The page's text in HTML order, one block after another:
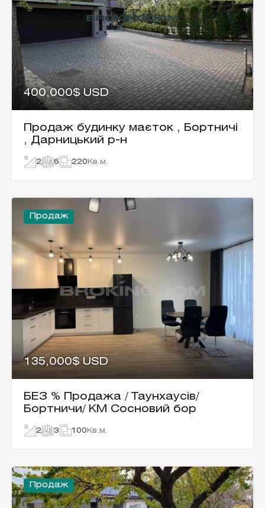
400,000$ USD
Продаж будинку маєток , Бортничі
, Дарницький р-н
2 6 220 Кв.м.
Продаж
135,000$ USD
БЕЗ % Продажа / Таунхаусів/
Бортничи/ КМ Сосновий бор
2 3 100 Кв.м.
Продаж